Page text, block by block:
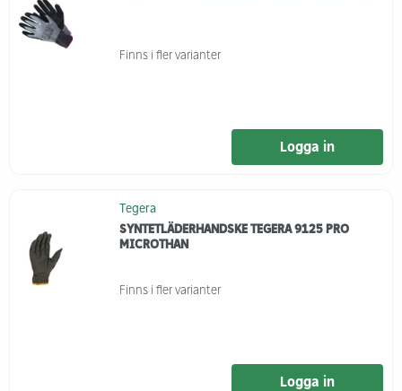
Finns i fler varianter
Logga in
Tegera
SYNTETLÄDERHANDSKE TEGERA 9125 PRO
MICROTHAN
Finns i fler varianter
Logga in